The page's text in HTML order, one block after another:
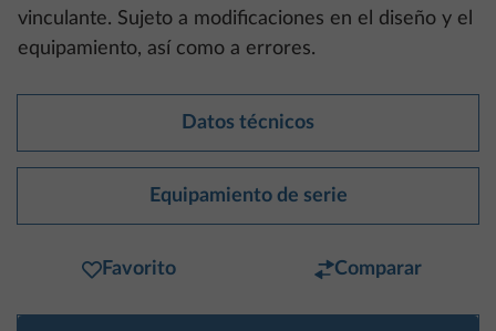
vinculante. Sujeto a modificaciones en el diseño y el
equipamiento, así como a errores.
Datos técnicos
Equipamiento de serie
Favorito Comparar